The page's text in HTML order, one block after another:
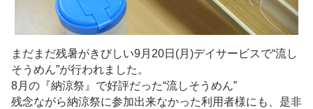
まだまだ残暑がきびしい9月20日(月)デイサービスで“流し
そうめん”が行われました。
8月の『納涼祭』で好評だった“流しそうめん”
残念ながら納涼祭に参加出来なかった利用者様にも、是非